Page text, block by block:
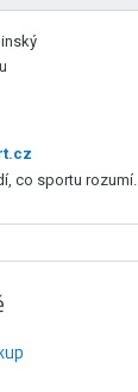
co sportu rozumí.